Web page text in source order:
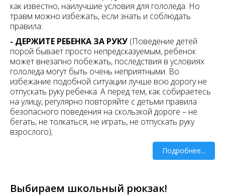
как известно, наилучшие условия для гололеда. Но
травм можно избежать, если знать и соблюдать
правила:
- ДЕРЖИТЕ РЕБЕНКА ЗА РУКУ (Поведение детей
порой бывает просто непредсказуемым, ребенок
может внезапно побежать, последствия в условиях
гололеда могут быть очень неприятными. Во
избежание подобной ситуации лучше всю дорогу не
отпускать руку ребенка. А перед тем, как собираетесь
на улицу, регулярно повторяйте с детьми правила
безопасного поведения на скользкой дороге – не
бегать, не толкаться, не играть, не отпускать руку
взрослого);
Подробнее...
Выбираем школьный рюкзак!